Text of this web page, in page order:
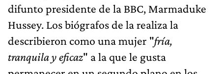
difunto presidente de la BBC, Marmaduke
Hussey. Los biógrafos de la realiza la
describieron como una mujer "fría,
tranquila y eficaz" a la que le gusta